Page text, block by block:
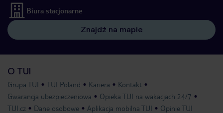
Biura stacjonarne
Znajdź na mapie
O TUI
Grupa TUI TUI Poland Kariera
Kontakt
Gwarancja ubezpieczeniowa
Opieka TUI na wakacjach 24/7
TUI.cz
Dane osobowe Aplikacja mobilna TUI Opinie TUI